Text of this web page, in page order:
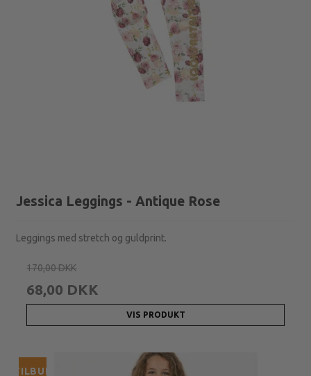
Jessica Leggings - Antique Rose
Leggings med stretch og guldprint.
170,00 DKK
68,00 DKK
VIS PRODUKT
TILBUD